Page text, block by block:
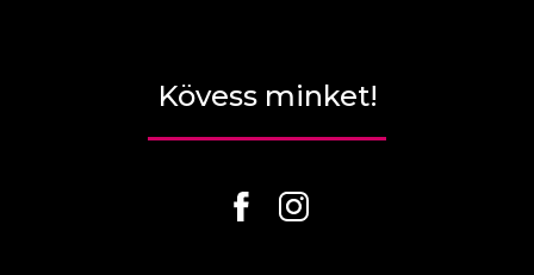
Kövess minket!